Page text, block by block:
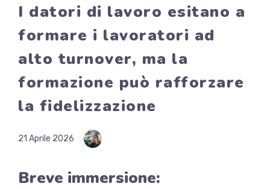
I datori di lavoro esitano a
formare i lavoratori ad
alto turnover, ma la
formazione può rafforzare
la fidelizzazione
21 Aprile 2026
Breve immersione: